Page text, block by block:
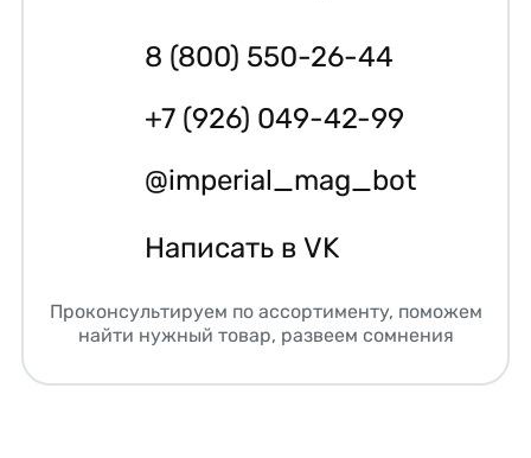
8 (800) 550-26-44
+7 (926) 049-42-99
@imperial_mag_bot
Написать в VK
Проконсультируем по ассортименту, поможем
найти нужный товар, развеем сомнения